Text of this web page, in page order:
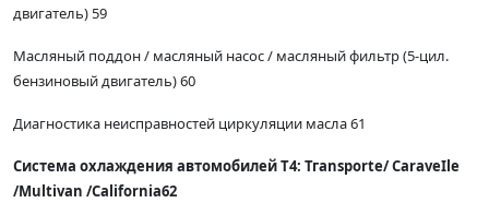
двигатель) 59
Масляный поддон / масляный насос / масляный фильтр (5-цил.
бензиновый двигатель) 60
Диагностика неисправностей циркуляции масла 61
Система охлаждения автомобилей Т4: Тгаnsporte/ СаraveIle
/Multivan /California62